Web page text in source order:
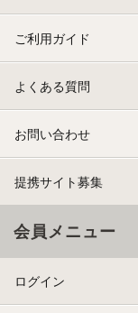
ご利用ガイド
よくある質問
お問い合わせ
提携サイト募集
会員メニュー
ログイン